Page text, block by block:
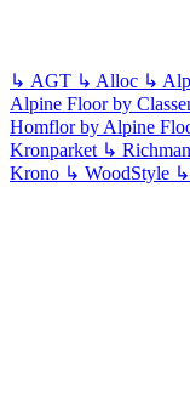
↳ AGT ↳ Alloc ↳
Alpine Floor by
Homflor by Alpine
Kronparket ↳
Krono ↳ WoodStyle ↳